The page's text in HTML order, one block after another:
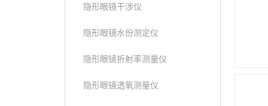
隐形眼镜干涉仪
隐形眼镜水份测定仪
隐形眼镜折射率测量仪
隐形眼镜透氧测量仪